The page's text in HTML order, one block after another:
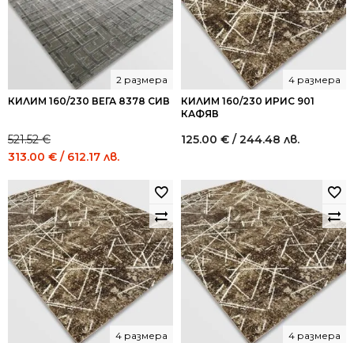
КИЛИМ 160/230 ВЕГА 8378 СИВ
2 размера
521.52€
Original
was:
521.52 €
/
1,020.00
лв..
313.00 € / 612.17 лв.
313.00 €
/
612.17
лв..
КИЛИМ 160/230 ИРИС 901
КАФЯВ
4 размера
125.00 € / 244.48 лв.
4 размера 4 размера